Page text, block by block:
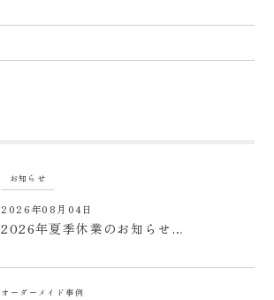
お知らせ
2026年08月04日
2026年夏季休業のお知らせ…
オーダーメイド事例